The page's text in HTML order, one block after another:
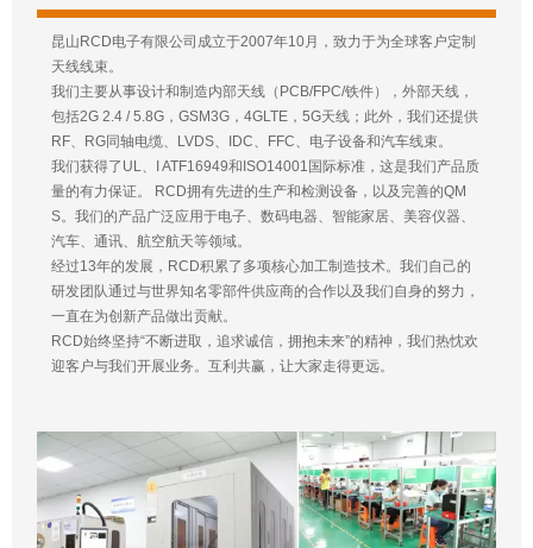
昆山RCD电子有限公司成立于2007年10月，致力于为全球客户定制
天线线束。
我们主要从事设计和制造内部天线（PCB/FPC/铁件），外部天线，
包括2G 2.4 / 5.8G，GSM3G，4GLTE，5G天线；此外，我们还提供
RF、RG同轴电缆、LVDS、IDC、FFC、电子设备和汽车线束。
我们获得了UL、I ATF16949和ISO14001国际标准，这是我们产品质
量的有力保证。 RCD拥有先进的生产和检测设备，以及完善的QM
S。我们的产品广泛应用于电子、数码电器、智能家居、美容仪器、
汽车、通讯、航空航天等领域。
经过13年的发展，RCD积累了多项核心加工制造技术。我们自己的
研发团队通过与世界知名零部件供应商的合作以及我们自身的努力，
一直在为创新产品做出贡献。
RCD始终坚持“不断进取，追求诚信，拥抱未来”的精神，我们热忱欢
迎客户与我们开展业务。互利共赢，让大家走得更远。